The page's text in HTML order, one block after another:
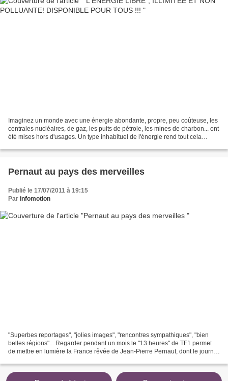
Imaginez un monde avec une énergie abondante, propre, peu coûteuse, les
centrales nucléaires, de gaz, les puits de pétrole, les mines de charbon... ont
été mises hors d'usages. Un type inhabituel de l'énergie rend tout cela
Pernaut au pays des merveilles
Publié le 17/07/2011 à 19:15
Par infomotion
"Superbes reportages", "jolies images", "rencontres sympathiques", "bien
belles régions"... Regarder pendant un mois le "13 heures" de TF1 permet
de mettre en lumière la France rêvée de Jean-Pierre Pernaut, dont le journal